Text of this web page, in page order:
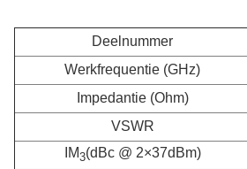
Deelnummer
Werkfrequentie (GHz)
Impedantie (Ohm)
VSWR
IM3(dBc @ 2×37dBm)